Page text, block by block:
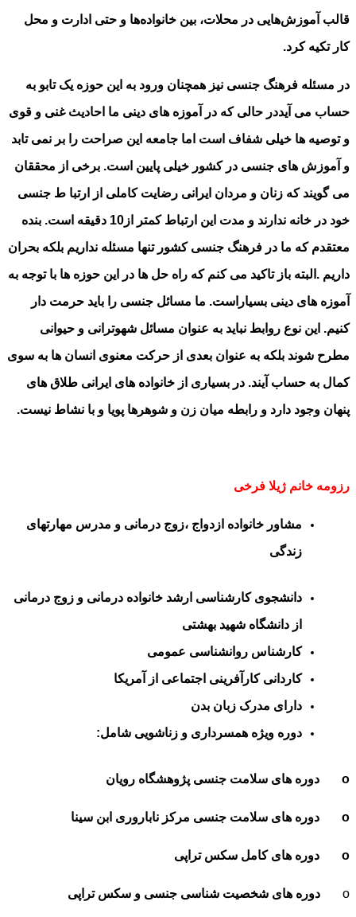
قالب آموزش‌هایی در محلات، بین خانواده‌ها و حتی ادارت و محل
کار تکیه کرد.
در مسئله فرهنگ جنسی نیز همچنان ورود به این حوزه یک تابو به
حساب می آیددر حالی که در آموزه های دینی ما احادیث غنی و قوی
و توصیه ها خیلی شفاف است اما جامعه این صراحت را بر نمی تابد
و آموزش های جنسی در کشور خیلی پایین است. برخی از محققان
می گویند که زنان و مردان ایرانی رضایت کاملی از ارتبا ط جنسی
خود در خانه ندارند و مدت این ارتباط کمتر از10 دقیقه است. بنده
معتقدم که ما در فرهنگ جنسی کشور تنها مسئله نداریم بلکه بحران
داریم .البته باز تاکید می کنم که راه حل ها در این حوزه ها با توجه به
آموزه های دینی بسیاراست. ما مسائل جنسی را باید حرمت دار
کنیم. این نوع روابط نباید به عنوان مسائل شهوترانی و حیوانی
مطرح شوند بلکه به عنوان بعدی از حرکت معنوی انسان ها به سوی
کمال به حساب آیند. در بسیاری از خانواده های ایرانی طلاق های
پنهان وجود دارد و رابطه میان زن و شوهرها پویا و با نشاط نیست.
رزومه خانم ژیلا فرخی
مشاور خانواده ازدواج ،زوج درمانی و مدرس مهارتهای
زندگی
دانشجوی کارشناسی ارشد خانواده درمانی و زوج درمانی
از دانشگاه شهید بهشتی
کارشناس روانشناسی عمومی
کاردانی کارآفرینی اجتماعی از آمریکا
دارای مدرک زبان بدن
دوره ویژه همسرداری و زناشویی شامل:
o دوره های سلامت جنسی پژوهشگاه رویان
o دوره های سلامت جنسی مرکز ناباروری ابن سینا
o دوره های کامل سکس تراپی
o دوره های شخصیت شناسی جنسی و سکس تراپی